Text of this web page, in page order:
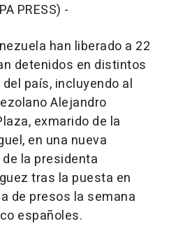
PRESS) -
han liberado a 22
detenidos en distintos
país, incluyendo al
Alejandro
exmarido de la
en una nueva
la presidenta
tras la puesta en
de presos la semana
españoles.